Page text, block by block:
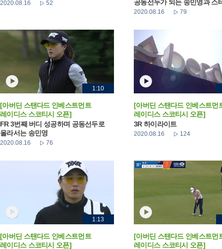
2020.08.16 52
공동선두가 되는 송민영과 스
2020.08.16 79
1:10
[아버딘 스탠다드 인베스트먼트
레이디스 스코티시 오픈]
FR 3번째 버디 성공하며 공동선두로
올라서는 송민영
2020.08.16 76
[아버딘 스탠다드 인베스트먼
레이디스 스코티시 오픈]
3R 하이라이트
2020.08.16 124
1:13
[아버딘 스탠다드 인베스트먼트
레이디스 스코티시 오픈]
[아버딘 스탠다드 인베스트먼
레이디스 스코티시 오픈]